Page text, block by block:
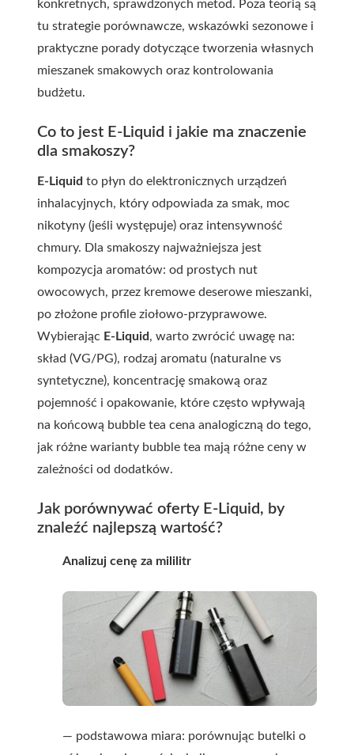
konkretnych, sprawdzonych metod. Poza teorią są
tu strategie porównawcze, wskazówki sezonowe i
praktyczne porady dotyczące tworzenia własnych
mieszanek smakowych oraz kontrolowania
budżetu.
Co to jest E-Liquid i jakie ma znaczenie
dla smakoszy?
E-Liquid to płyn do elektronicznych urządzeń
inhalacyjnych, który odpowiada za smak, moc
nikotyny (jeśli występuje) oraz intensywność
chmury. Dla smakoszy najważniejsza jest
kompozycja aromatów: od prostych nut
owocowych, przez kremowe deserowe mieszanki,
po złożone profile ziołowo-przyprawowe.
Wybierając E-Liquid, warto zwrócić uwagę na:
skład (VG/PG), rodzaj aromatu (naturalne vs
syntetyczne), koncentrację smakową oraz
pojemność i opakowanie, które często wpływają
na końcową bubble tea cena analogiczną do tego,
jak różne warianty bubble tea mają różne ceny w
zależności od dodatków.
Jak porównywać oferty E-Liquid, by
znaleźć najlepszą wartość?
Analizuj cenę za mililitr
— podstawowa miara: porównując butelki o